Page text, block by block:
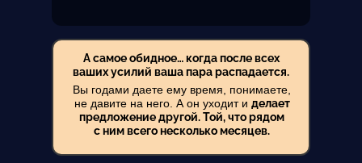
А самое обидное… когда после всех
ваших усилий ваша пара распадается.
Вы годами даете ему время, понимаете,
не давите на него. А он уходит и делает
предложение другой. Той, что рядом
с ним всего несколько месяцев.